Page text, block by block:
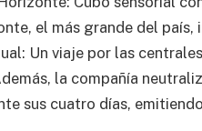
el más grande del país,
Un viaje por las
la compañía
sus cuatro días,